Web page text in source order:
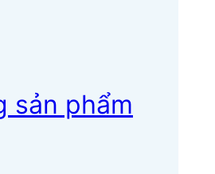
sản phẩm